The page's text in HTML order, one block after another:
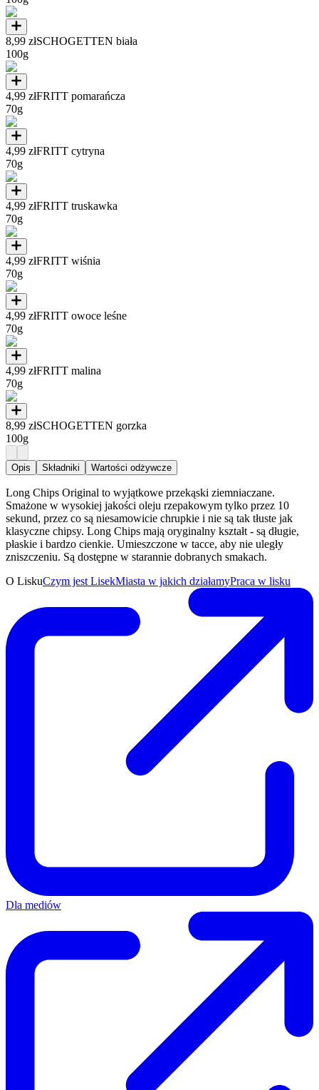
8,99 złSCHOGETTEN biała
100g
4,99 złFRITT pomarańcza
70g
4,99 złFRITT cytryna
70g
4,99 złFRITT truskawka
70g
4,99 złFRITT wiśnia
70g
4,99 złFRITT owoce leśne
70g
4,99 złFRITT malina
70g
8,99 złSCHOGETTEN gorzka
100g
Opis Składniki Wartości odżywcze
Long Chips Original to wyjątkowe przekąski ziemniaczane.
Smażone w wysokiej jakości oleju rzepakowym tylko przez 10
sekund, przez co są niesamowicie chrupkie i nie są tak tłuste jak
klasyczne chipsy. Long Chips mają oryginalny kształt - są długie,
płaskie i bardzo cienkie. Umieszczone w tacce, aby nie uległy
zniszczeniu. Są dostępne w starannie dobranych smakach.
O LiskuCzym jest LisekMiasta w jakich działamyPraca w lisku
Dla mediów